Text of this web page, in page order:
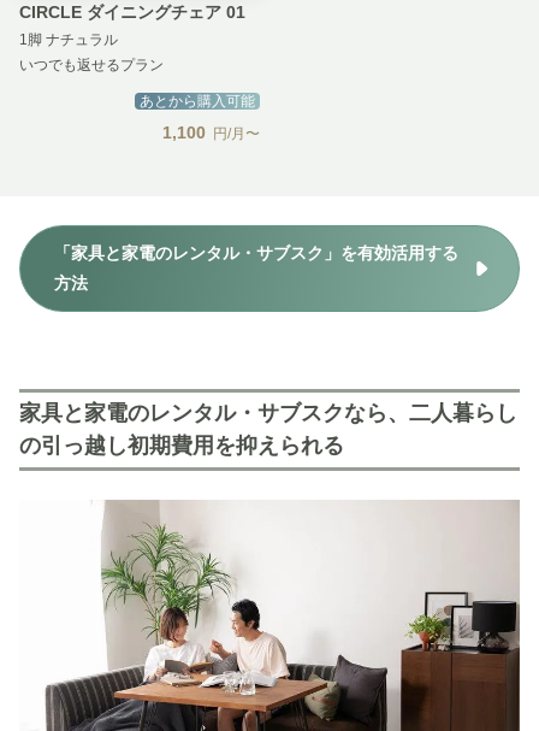
CIRCLE ダイニングチェア 01
1脚 ナチュラル
いつでも返せるプラン
あとから購入可能
1,100 円/月〜
「家具と家電のレンタル・サブスク」を有効活用する
方法
家具と家電のレンタル・サブスクなら、二人暮らし
の引っ越し初期費用を抑えられる